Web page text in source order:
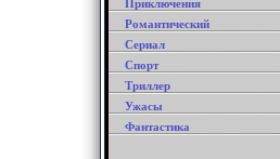
Приключения
Романтический
Сериал
Спорт
Триллер
Ужасы
Фантастика